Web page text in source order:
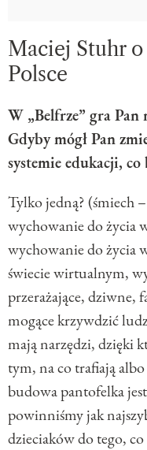
Maciej Stuhr
Polsce
W „Belfrze” gra Pan
Gdyby mógł Pan
systemie edukacji, co
Tylko jedną? (śmiech
wychowanie do życia
wychowanie do życia
świecie wirtualnym,
przerażające, dziwne,
mogące krzywdzić
mają narzędzi, dzięki
tym, na co trafiają
budowa pantofelka
powinniśmy jak
dzieciaków do tego,